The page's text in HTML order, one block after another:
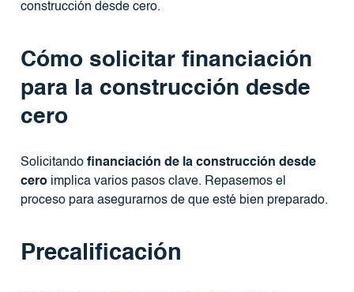
construcción desde cero.
Cómo solicitar financiación
para la construcción desde
cero
Solicitando financiación de la construcción desde
ceroimplica varios pasos clave. Repasemos el
proceso para asegurarnos de que esté bien preparado.
Precalificación